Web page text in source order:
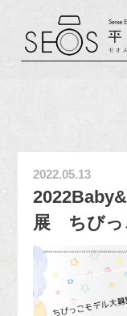
2022.05.13
展 ちびっ